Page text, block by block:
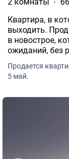
Квартира, в которую
выходить. Продается стильная 2-комнатная квартира
в новострое,
ожиданий, без
красиво», а
Продается
5 май.